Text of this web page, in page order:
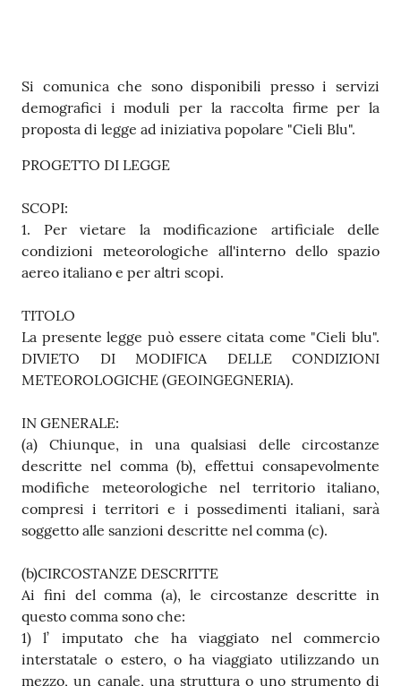
Contenuto
Si comunica che sono disponibili presso i servizi
demografici i moduli per la raccolta firme per la
proposta di legge ad iniziativa popolare "Cieli Blu".
PROGETTO DI LEGGE
SCOPI:
1. Per vietare la modificazione artificiale delle
condizioni meteorologiche all'interno dello spazio
aereo italiano e per altri scopi.
TITOLO
La presente legge può essere citata come "Cieli blu".
DIVIETO DI MODIFICA DELLE CONDIZIONI
METEOROLOGICHE (GEOINGEGNERIA).
IN GENERALE:
(a) Chiunque, in una qualsiasi delle circostanze
descritte nel comma (b), effettui consapevolmente
modifiche meteorologiche nel territorio italiano,
compresi i territori e i possedimenti italiani, sarà
soggetto alle sanzioni descritte nel comma (c).
(b)CIRCOSTANZE DESCRITTE
Ai fini del comma (a), le circostanze descritte in
questo comma sono che:
1) l’ imputato che ha viaggiato nel commercio
interstatale o estero, o ha viaggiato utilizzando un
mezzo, un canale, una struttura o uno strumento di